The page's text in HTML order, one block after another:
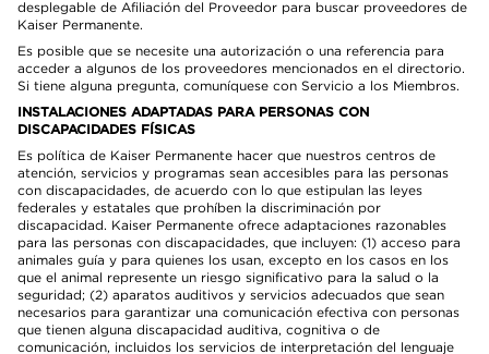
desplegable de Afiliación del Proveedor para buscar proveedores de
Kaiser Permanente.
Es posible que se necesite una autorización o una referencia para
acceder a algunos de los proveedores mencionados en el directorio.
Si tiene alguna pregunta, comuníquese con Servicio a los Miembros.
INSTALACIONES ADAPTADAS PARA PERSONAS CON
DISCAPACIDADES FÍSICAS
Es política de Kaiser Permanente hacer que nuestros centros de
atención, servicios y programas sean accesibles para las personas
con discapacidades, de acuerdo con lo que estipulan las leyes
federales y estatales que prohíben la discriminación por
discapacidad. Kaiser Permanente ofrece adaptaciones razonables
para las personas con discapacidades, que incluyen: (1) acceso para
animales guía y para quienes los usan, excepto en los casos en los
que el animal represente un riesgo significativo para la salud o la
seguridad; (2) aparatos auditivos y servicios adecuados que sean
necesarios para garantizar una comunicación efectiva con personas
que tienen alguna discapacidad auditiva, cognitiva o de
comunicación, incluidos los servicios de interpretación del lenguaje